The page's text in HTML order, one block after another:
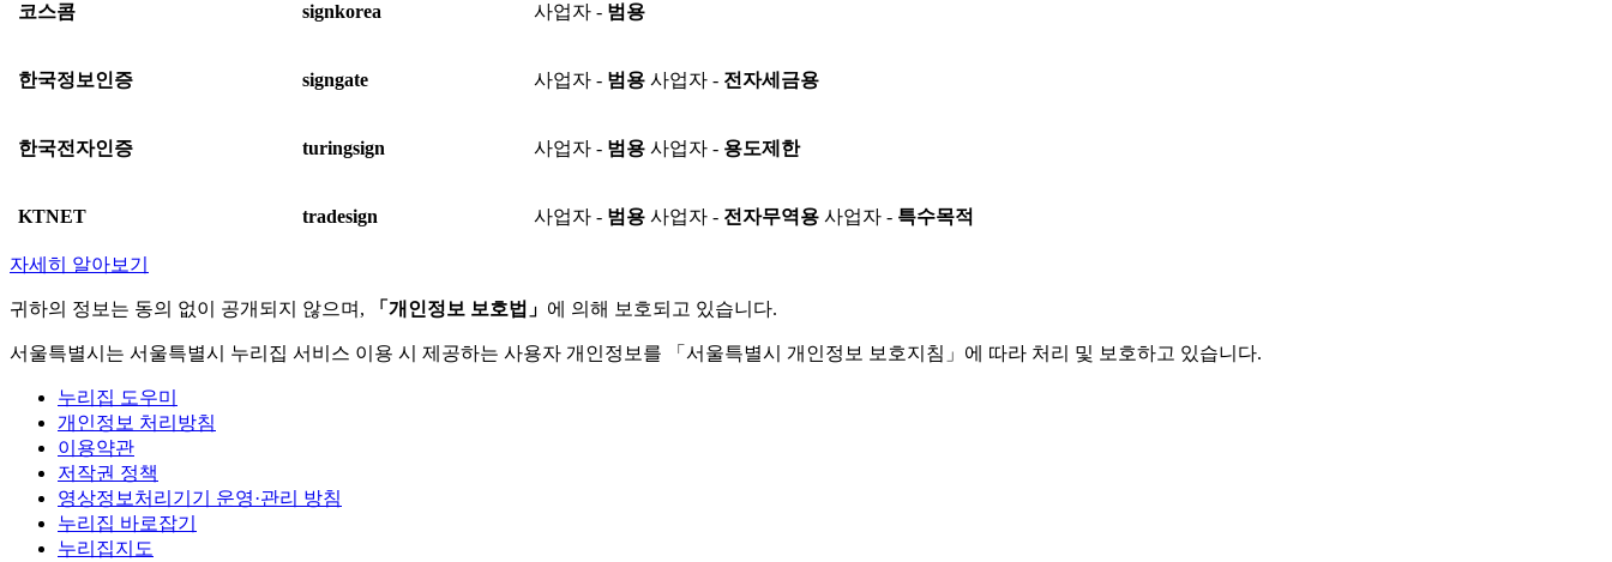
코스콤 signkorea 사업자 - 범용
한국정보인증 signgate 사업자 - 범용 사업자 - 전자세금용
한국전자인증 turingsign 사업자 - 범용 사업자 - 용도제한
KTNET tradesign 사업자 - 범용 사업자 - 전자무역용 사업자 - 특수목적
자세히 알아보기
귀하의 정보는 동의 없이 공개되지 않으며, 「개인정보 보호법」 에 의해 보호되고 있습니다.
서울특별시는 서울특별시 누리집 서비스 이용 시 제공하는 사용자 개인정보를 「서울특별시 개인정보 보호지침」에 따라 처리 및 보호하고 있습니다.
누리집 도우미
개인정보 처리방침
이용약관
저작권 정책
영상정보처리기기 운영·관리 방침
누리집 바로잡기
누리집지도